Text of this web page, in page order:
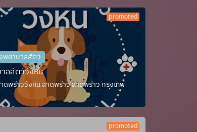
promoted
พยาบาลสัตว์
ลสัตว์วังหิน
ดพร้าววังหิน ลาดพร้าว ลาดพร้าว กรุงเทพ
promoted